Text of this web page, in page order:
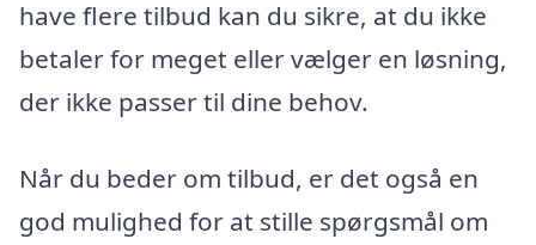
have flere tilbud kan du sikre, at du ikke
betaler for meget eller vælger en løsning,
der ikke passer til dine behov.
Når du beder om tilbud, er det også en
god mulighed for at stille spørgsmål om